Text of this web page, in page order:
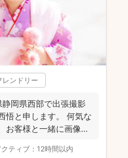
レンドリー
岡県西部で出張撮影
悟と申します。 何気な
お客様と一緒に画像と
ティブ： 12時間以内